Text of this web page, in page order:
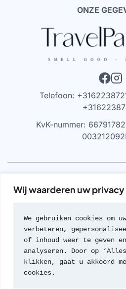
Wij waarderen uw privacy
We gebruiken cookies om
verbeteren,
of inhoud weer te geven
analyseren. Door op
klikken, gaat u akkoord
cookies.
ONZE
Telefoon:
KvK-nummer:
gekocht bij geautoriseerde
merken zelf (met geen van
formele rechtsverhouding).
namaak of imitaties van geuren;
serieus